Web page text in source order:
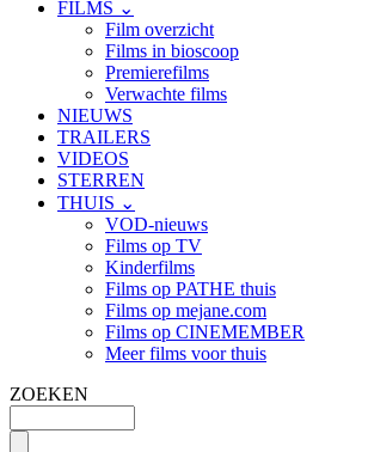
FILMS ⌄
Film overzicht
Films in bioscoop
Premierefilms
Verwachte films
NIEUWS
TRAILERS
VIDEOS
STERREN
THUIS ⌄
VOD-nieuws
Films op TV
Kinderfilms
Films op PATHE thuis
Films op mejane.com
Films op CINEMEMBER
Meer films voor thuis
ZOEKEN